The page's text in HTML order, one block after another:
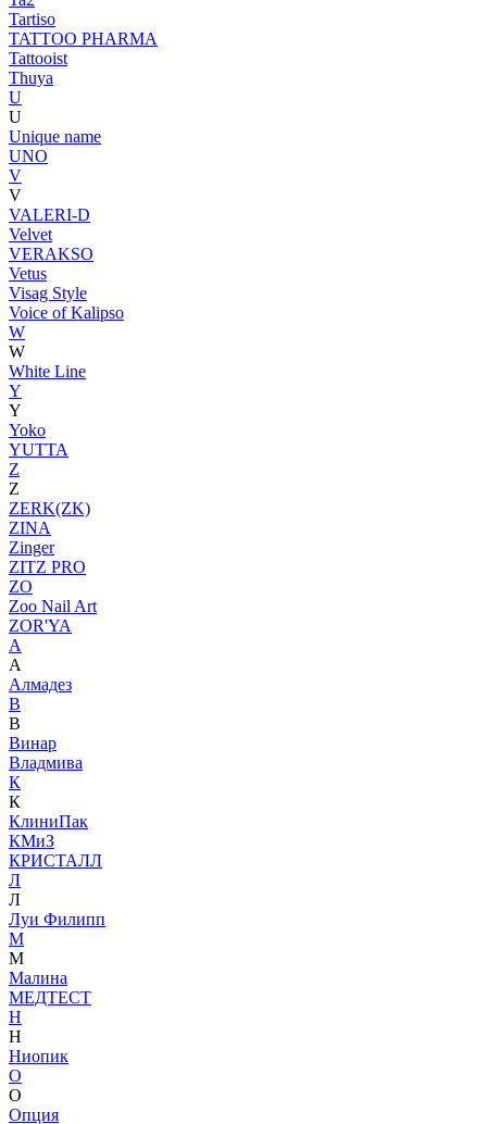
Tartiso
TATTOO PHARMA
Tattooist
Thuya
U
U
Unique name
UNO
V
V
VALERI-D
Velvet
VERAKSO
Vetus
Visag Style
Voice of Kalipso
W
W
White Line
Y
Y
Yoko
YUTTA
Z
Z
ZERK(ZK)
ZINA
Zinger
ZITZ PRO
ZO
Zoo Nail Art
ZOR'YA
А
А
Алмадез
В
В
Винар
Владмива
К
К
КлиниПак
КМиЗ
КРИСТАЛЛ
Л
Л
Луи Филипп
М
М
Малина
МЕДТЕСТ
Н
Н
Ниопик
О
О
Опция